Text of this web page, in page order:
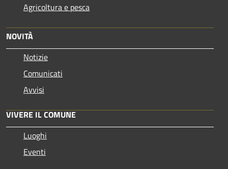
Agricoltura e pesca
NOVITÀ
Notizie
Comunicati
Avvisi
VIVERE IL COMUNE
Luoghi
Eventi